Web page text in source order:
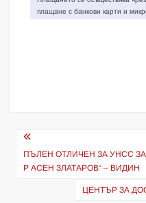
плащане с банкови карти и
Навигация
ПЪЛЕН ОТЛИЧЕН ЗА УНСС
Р АСЕН ЗЛАТАРОВ“ – ВИДИН
ЦЕНТЪР ЗА